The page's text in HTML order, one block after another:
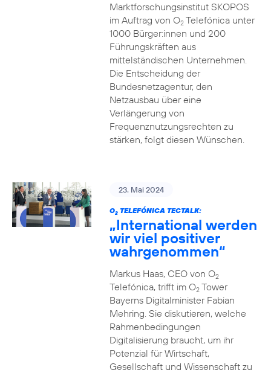
Marktforschungsinstitut SKOPOS
im Auftrag von O2Telefónica unter
1000 Bürger:innen und 200
Führungskräften aus
mittelständischen Unternehmen.
Die Entscheidung der
Bundesnetzagentur, den
Netzausbau über eine
Verlängerung von
Frequenznutzungsrechten zu
stärken, folgt diesen Wünschen.
23. Mai 2024
O2TELEFÓNICA TECTALK:
„International werden
wir viel positiver
wahrgenommen“
Markus Haas, CEO von O2
Telefónica, trifft im O2Tower
Bayerns Digitalminister Fabian
Mehring. Sie diskutieren, welche
Rahmenbedingungen
Digitalisierung braucht, um ihr
Potenzial für Wirtschaft,
Gesellschaft und Wissenschaft zu